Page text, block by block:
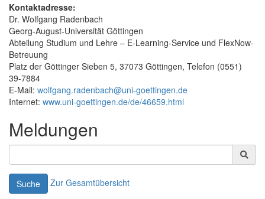
Kontaktadresse:
Dr. Wolfgang Radenbach
Georg-August-Universität Göttingen
Abteilung Studium und Lehre – E-Learning-Service und FlexNow-
Betreuung
Platz der Göttinger Sieben 5, 37073 Göttingen, Telefon (0551)
39-7884
E-Mail: wolfgang.radenbach@uni-goettingen.de
Internet: www.uni-goettingen.de/de/46659.html
Meldungen
Suche Zur Gesamtübersicht